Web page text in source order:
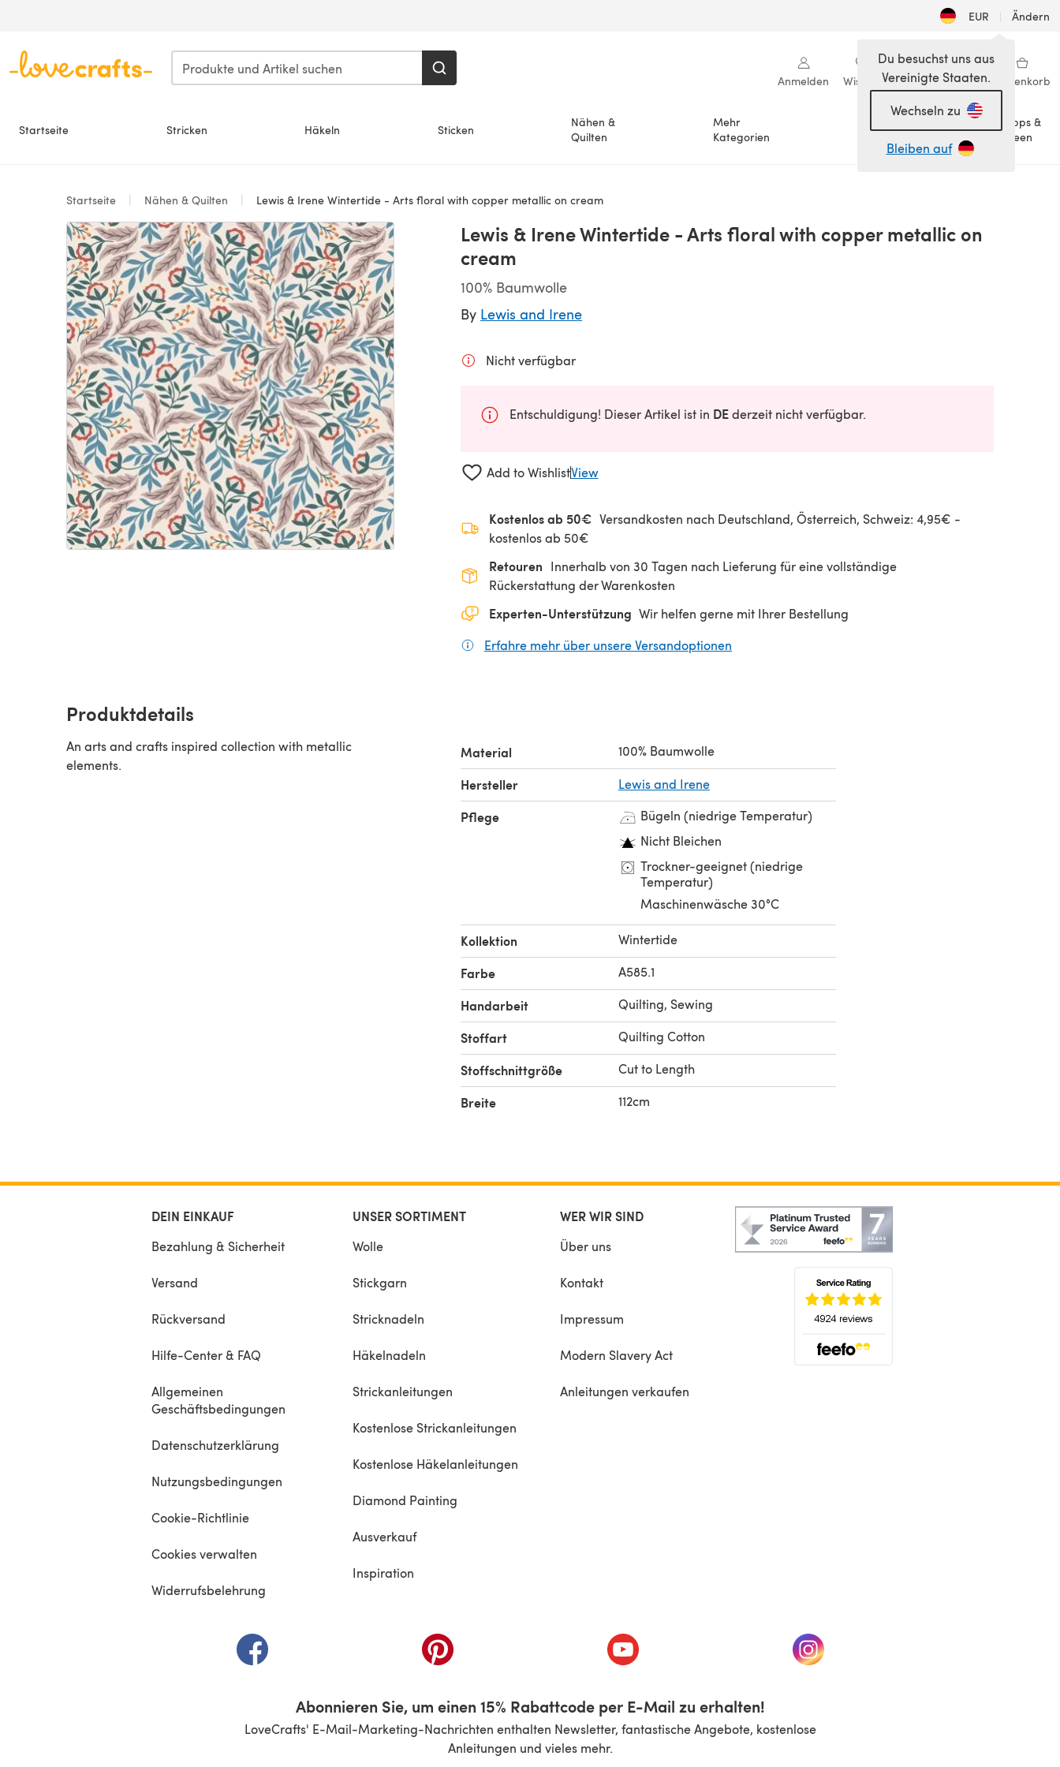
EUR | Ändern
Anmelden Wishlist Meine Bibliothek Warenkorb
Startseite Stricken Häkeln Sticken
Nähen &
Quilten
Mehr
Kategorien
Anlässe
Tipps &
Ideen
Du besuchst uns aus
Vereinigte Staaten.
Wechseln zu
Bleiben auf
Startseite Nähen & Quilten Lewis & Irene Wintertide - Arts floral with copper metallic on cream
Lewis & Irene Wintertide - Arts floral with copper metallic on
cream
100% Baumwolle
By Lewis and Irene
Nicht verfügbar
Entschuldigung! Dieser Artikel ist in DEderzeit nicht verfügbar.
Add to WishlistView
Kostenlos ab 50€ Versandkosten nach Deutschland, Österreich, Schweiz: 4,95€ -
kostenlos ab 50€
Retouren Innerhalb von 30 Tagen nach Lieferung für eine vollständige
Rückerstattung der Warenkosten
Experten-Unterstützung Wir helfen gerne mit Ihrer Bestellung
Erfahre mehr über unsere Versandoptionen
Produktdetails
An arts and crafts inspired collection with metallic
elements.
Material 100% Baumwolle
Hersteller Lewis and Irene
Pflege
Bügeln (niedrige Temperatur)
Nicht Bleichen
Trockner-geeignet (niedrige
Temperatur)
Maschinenwäsche 30°C
Kollektion Wintertide
Farbe A585.1
Handarbeit Quilting, Sewing
Stoffart Quilting Cotton
Stoffschnittgröße Cut to Length
Breite 112cm
DEIN EINKAUF
Bezahlung & Sicherheit
Versand
Rückversand
Hilfe-Center & FAQ
Allgemeinen
Geschäftsbedingungen
Datenschutzerklärung
Nutzungsbedingungen
Cookie-Richtlinie
Cookies verwalten
Widerrufsbelehrung
UNSER SORTIMENT
Wolle
Stickgarn
Stricknadeln
Häkelnadeln
Strickanleitungen
Kostenlose Strickanleitungen
Kostenlose Häkelanleitungen
Diamond Painting
Ausverkauf
Inspiration
WER WIR SIND
Über uns
Kontakt
Impressum
Modern Slavery Act
Anleitungen verkaufen
(öffnet sich in einem neuen Tab)(öffnet sich in einem neuen Tab)(öffnet sich in einem neuen Tab)(öffnet sich in einem neuen Tab)
Abonnieren Sie, um einen 15% Rabattcode per E-Mail zu erhalten!
LoveCrafts' E-Mail-Marketing-Nachrichten enthalten Newsletter, fantastische Angebote, kostenlose
Anleitungen und vieles mehr.